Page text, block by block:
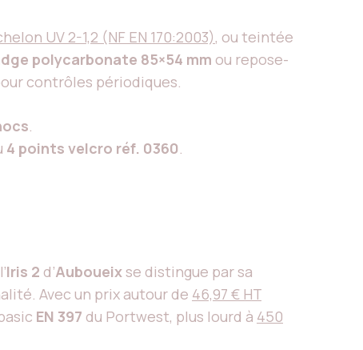
UV 2-1,2 (NF EN 170:2003), ou teintée
polycarbonate 85×54 mm ou repose-
contrôles périodiques.
.
4 points velcro réf. 0360.
Iris 2 d’Auboueixse distingue par sa
Avec un prix autour de 46,97 € HT
EN 397 du Portwest, plus lourd à 450